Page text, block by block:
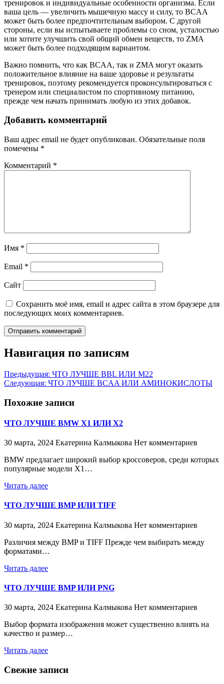
тренировок и индивидуальные особенности организма. Если
ваша цель — увеличить мышечную массу и силу, то BCAA
может быть более предпочтительным выбором. С другой
стороны, если вы испытываете проблемы со сном, усталостью
или хотите улучшить свой общий обмен веществ, то ZMA
может быть более подходящим вариантом.
Важно помнить, что как BCAA, так и ZMA могут оказать
положительное влияние на ваше здоровье и результаты
тренировок, поэтому рекомендуется проконсультироваться с
тренером или специалистом по спортивному питанию,
прежде чем начать принимать любую из этих добавок.
Добавить комментарий
Ваш адрес email не будет опубликован. Обязательные поля
помечены *
Комментарий *
Имя *
Email *
Сайт
Сохранить моё имя, email и адрес сайта в этом браузере для
последующих моих комментариев.
Навигация по записям
Предыдущая: ЧТО ЛУЧШЕ BBL ИЛИ М22
Следующая: ЧТО ЛУЧШЕ BCAA ИЛИ АМИНОКИСЛОТЫ
Похожие записи
ЧТО ЛУЧШЕ BMW X1 ИЛИ X2
30 марта, 2024 Екатерина Калмыкова Нет комментариев
BMW предлагает широкий выбор кроссоверов, среди которых
популярные модели X1…
Читать далее
ЧТО ЛУЧШЕ BMP ИЛИ TIFF
30 марта, 2024 Екатерина Калмыкова Нет комментариев
Различия между BMP и TIFF Прежде чем выбирать между
форматами…
Читать далее
ЧТО ЛУЧШЕ BMP ИЛИ PNG
30 марта, 2024 Екатерина Калмыкова Нет комментариев
Выбор формата изображения может существенно влиять на
качество и размер…
Читать далее
Свежие записи